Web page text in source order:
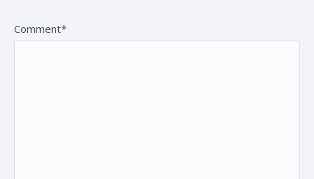
Comment*